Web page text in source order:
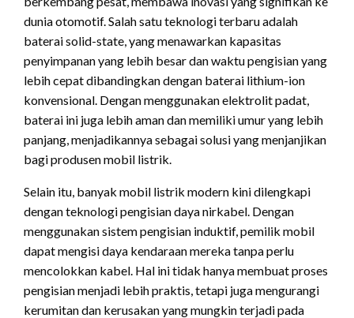
dunia otomotif. Salah satu teknologi terbaru adalah
baterai solid-state, yang menawarkan kapasitas
penyimpanan yang lebih besar dan waktu pengisian yang
lebih cepat dibandingkan dengan baterai lithium-ion
konvensional. Dengan menggunakan elektrolit padat,
baterai ini juga lebih aman dan memiliki umur yang lebih
panjang, menjadikannya sebagai solusi yang menjanjikan
bagi produsen mobil listrik.
Selain itu, banyak mobil listrik modern kini dilengkapi
dengan teknologi pengisian daya nirkabel. Dengan
menggunakan sistem pengisian induktif, pemilik mobil
dapat mengisi daya kendaraan mereka tanpa perlu
mencolokkan kabel. Hal ini tidak hanya membuat proses
pengisian menjadi lebih praktis, tetapi juga mengurangi
kerumitan dan kerusakan yang mungkin terjadi pada